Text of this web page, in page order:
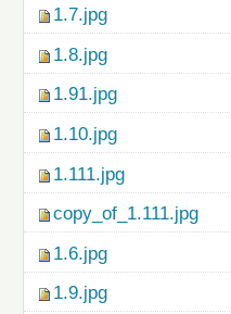
1.7.jpg
1.8.jpg
1.91.jpg
1.10.jpg
1.111.jpg
copy_of_1.111.jpg
1.6.jpg
1.9.jpg